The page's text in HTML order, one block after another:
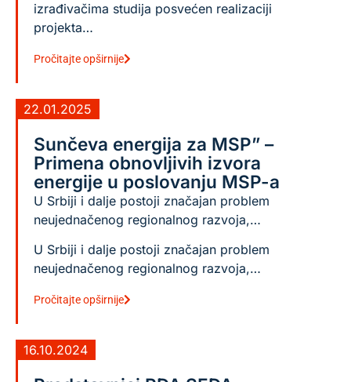
izrađivačima studija posvećen realizaciji
projekta…
Pročitajte opširnije
22.01.2025
Sunčeva energija za MSP” –
Primena obnovljivih izvora
energije u poslovanju MSP-a
U Srbiji i dalje postoji značajan problem
neujednačenog regionalnog razvoja,…
U Srbiji i dalje postoji značajan problem
neujednačenog regionalnog razvoja,…
Pročitajte opširnije
16.10.2024